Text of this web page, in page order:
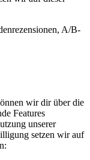
A/B-
wir dir über die
Features
unserer
setzen wir auf